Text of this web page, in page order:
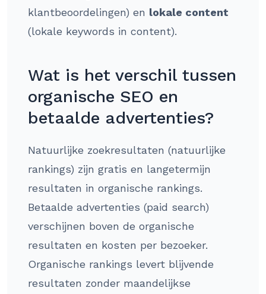
klantbeoordelingen) en lokale content
(lokale keywords in content).
Wat is het verschil tussen
organische SEO en
betaalde advertenties?
Natuurlijke zoekresultaten (natuurlijke
rankings) zijn gratis en langetermijn
resultaten in organische rankings.
Betaalde advertenties (paid search)
verschijnen boven de organische
resultaten en kosten per bezoeker.
Organische rankings levert blijvende
resultaten zonder maandelijkse